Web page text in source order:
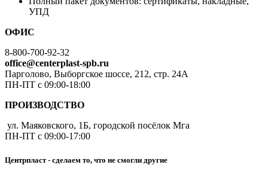
УПД
ОФИС
8-800-700-92-32
office@centerplast-spb.ru
Парголово, Выборгское шоссе, 212, стр. 24А
ПН-ПТ с 09:00-18:00
ПРОИЗВОДСТВО
ул. Маяковского, 1Б, городской посёлок Мга
ПН-ПТ с 09:00-17:00
Центрпласт - сделаем то, что не смогли другие